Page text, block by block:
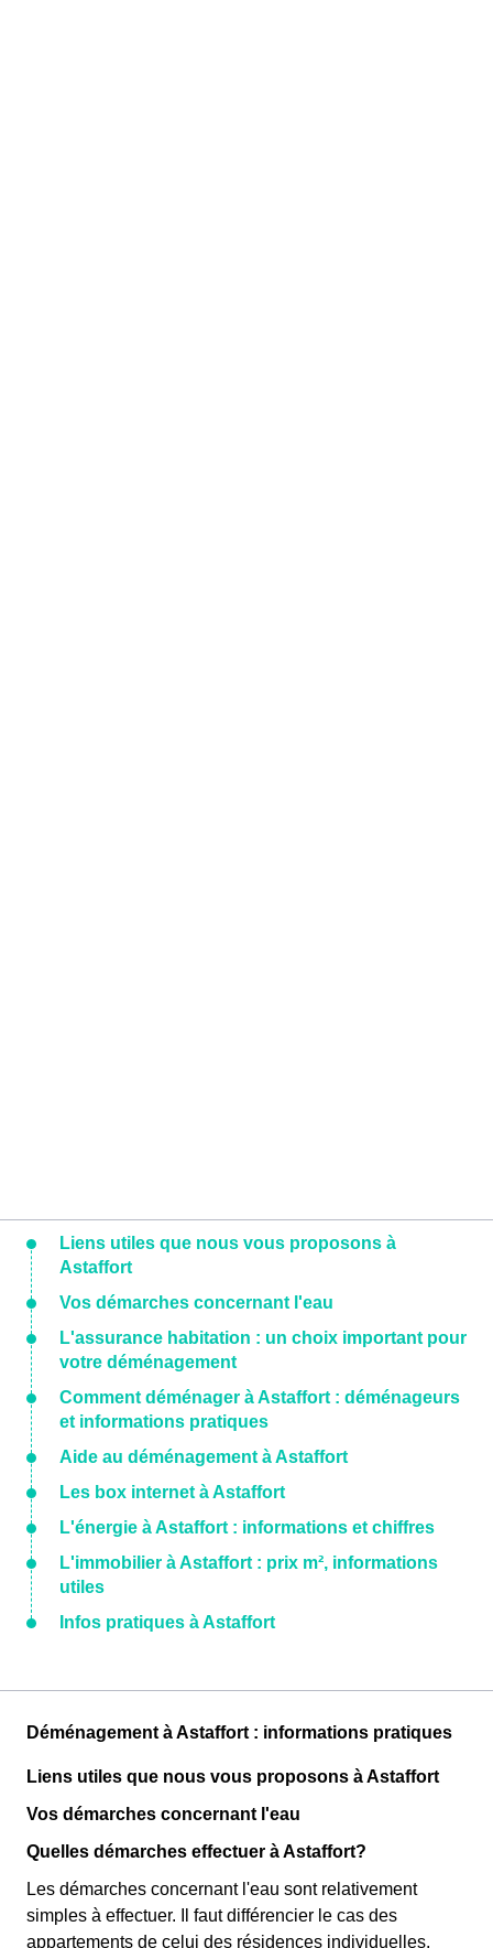
Liens utiles que nous vous proposons à
Astaffort
Vos démarches concernant l'eau
L'assurance habitation : un choix important pour
votre déménagement
Comment déménager à Astaffort : déménageurs
et informations pratiques
Aide au déménagement à Astaffort
Les box internet à Astaffort
L'énergie à Astaffort : informations et chiffres
L'immobilier à Astaffort : prix m², informations
utiles
Infos pratiques à Astaffort
Déménagement à Astaffort : informations pratiques
Liens utiles que nous vous proposons à Astaffort
Vos démarches concernant l'eau
Quelles démarches effectuer à Astaffort?
Les démarches concernant l'eau sont relativement
simples à effectuer. Il faut différencier le cas des
appartements de celui des résidences individuelles.